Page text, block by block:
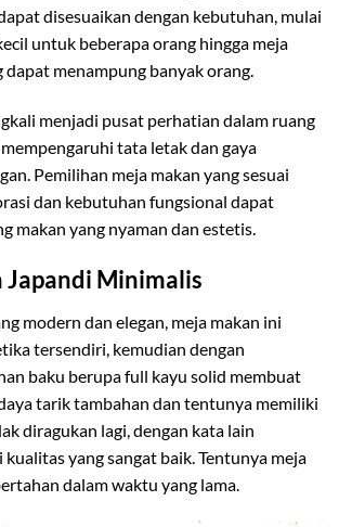
disesuaikan dengan kebutuhan, mulai
untuk beberapa orang hingga meja
dapat menampung banyak orang.
menjadi pusat perhatian dalam ruang
tata letak dan gaya
Pemilihan meja makan yang sesuai
dan kebutuhan fungsional dapat
makan yang nyaman dan estetis.
Japandi Minimalis
modern dan elegan, meja makan ini
tersendiri, kemudian dengan
baku berupa full kayu solid membuat
tarik tambahan dan tentunya memiliki
diragukan lagi, dengan kata lain
kualitas yang sangat baik. Tentunya meja
dalam waktu yang lama.